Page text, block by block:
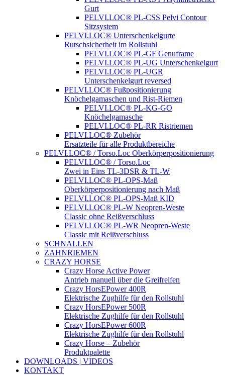
Gurt
PELVI.LOC® PL-CSS Pelvi Contour
Sitzsystem
PELVI.LOC® Unterschenkelgurte
Rutschsicherheit im Rollstuhl
PELVI.LOC® PL-GF Genuframe
PELVI.LOC® PL-UG Unterschenkelgurt
PELVI.LOC® PL-UGR
Unterschenkelgurt reversed
PELVI.LOC® Fußpositionierung
Knöchelgamaschen und Rist-Riemen
PELVI.LOC® PL-KG-GO
Knöchelgamasche
PELVI.LOC® PL-RR Ristriemen
PELVI.LOC® Zubehör
Ersatzteile für alle Produktbereiche
PELVI.LOC® / Torso.Loc Oberkörperpositionierung
PELVI.LOC® / Torso.Loc
Zwei in Eins TL-3DSR & TL-W
PELVI.LOC® PL-OPS-Maß
Oberkörperpositionierung nach Maß
PELVI.LOC® PL-OPS-Maß KID
PELVI.LOC® PL-W Neopren-Weste
Classic ohne Reißverschluss
PELVI.LOC® PL-WR Neopren-Weste
Classic mit Reißverschluss
SCHNALLEN
ZAHNRIEMEN
CRAZY HORSE
Crazy Horse Active Power
Antrieb manuell über die Greifreifen
Crazy HorsEPower 400R
Elektrische Zughilfe für den Rollstuhl
Crazy HorsEPower 500R
Elektrische Zughilfe für den Rollstuhl
Crazy HorsEPower 600R
Elektrische Zughilfe für den Rollstuhl
Crazy Horse – Zubehör
Produktpalette
DOWNLOADS | VIDEOS
KONTAKT